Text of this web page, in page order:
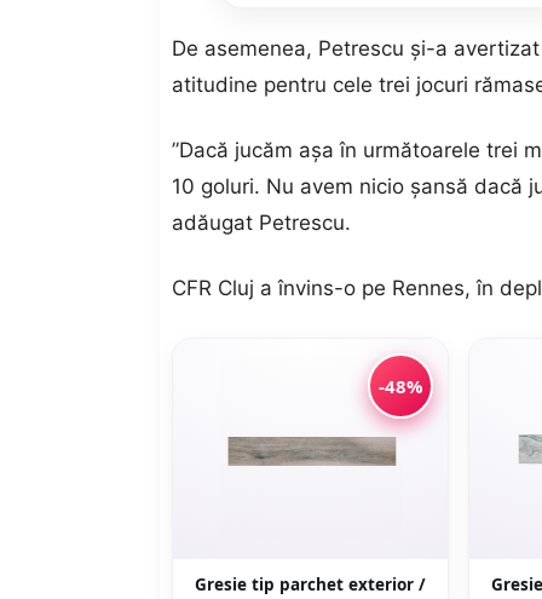
De asemenea, Petrescu și-a
atitudine pentru cele trei jocuri
”Dacă jucăm așa în următoarele trei
10 goluri. Nu avem nicio șansă dacă
adăugat Petrescu.
CFR Cluj a învins-o pe Rennes, în
-48%
Gresie tip parchet exterior /